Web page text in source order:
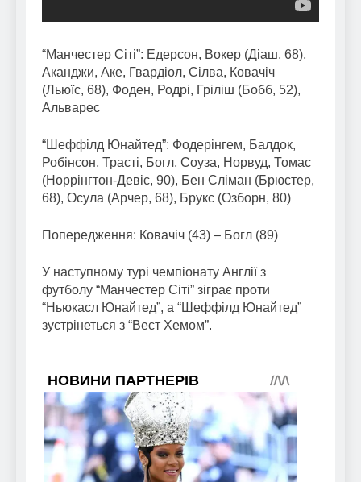
“Манчестер Сіті”: Едерсон, Вокер (Діаш, 68),
Аканджи, Аке, Гвардіол, Сілва, Ковачіч
(Льюїс, 68), Фоден, Родрі, Гріліш (Бобб, 52),
Альварес
“Шеффілд Юнайтед”: Фодерінгем, Балдок,
Робінсон, Трасті, Богл, Соуза, Норвуд, Томас
(Норрінгтон-Девіс, 90), Бен Сліман (Брюстер,
68), Осула (Арчер, 68), Брукс (Озборн, 80)
Попередження: Ковачіч (43) – Богл (89)
У наступному турі чемпіонату Англії з
футболу “Манчестер Сіті” зіграє проти
“Ньюкасл Юнайтед”, а “Шеффілд Юнайтед”
зустрінеться з “Вест Хемом”.